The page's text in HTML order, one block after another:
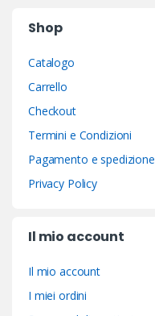
Shop
Catalogo
Carrello
Checkout
Termini e Condizioni
Pagamento e spedizione
Privacy Policy
Il mio account
Il mio account
I miei ordini